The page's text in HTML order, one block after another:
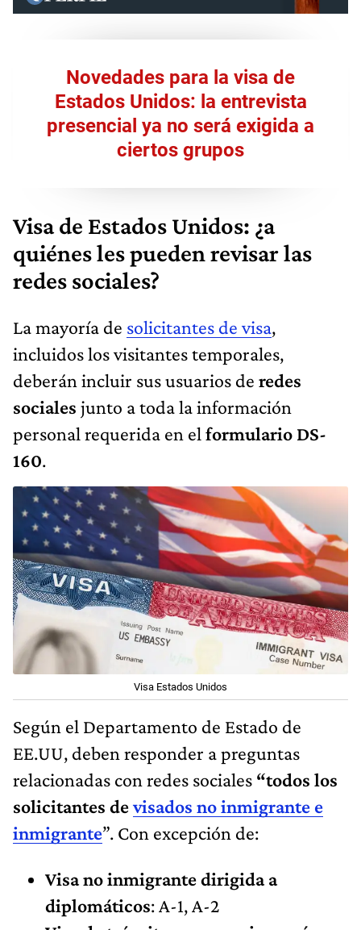
Novedades para la visa de
Estados Unidos: la entrevista
presencial ya no será exigida a
ciertos grupos
Visa de Estados Unidos: ¿a
quiénes les pueden revisar las
redes sociales?
La mayoría de solicitantes de visa,
incluidos los visitantes temporales,
deberán incluir sus usuarios de redes
sociales junto a toda la información
personal requerida en el formulario DS-
160.
Visa Estados Unidos
Según el Departamento de Estado de
EE.UU, deben responder a preguntas
relacionadas con redes sociales “todos los
solicitantes devisados no inmigrante e
inmigrante”. Con excepción de:
Visa no inmigrante dirigida a
diplomáticos: A-1, A-2